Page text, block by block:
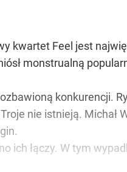
kwartet Feel jest
monstrualną
konkurencji.
nie istnieją. Michał
ich łączy. W tym